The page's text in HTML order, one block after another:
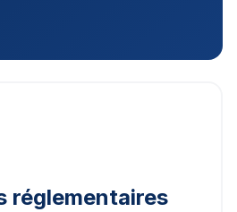
réglementaires